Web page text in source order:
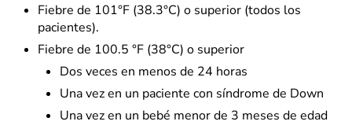
Fiebre de 101°F (38.3°C) o superior (todos los
pacientes).
Fiebre de 100.5 °F (38°C) o superior
Dos veces en menos de 24 horas
Una vez en un paciente con síndrome de Down
Una vez en un bebé menor de 3 meses de edad